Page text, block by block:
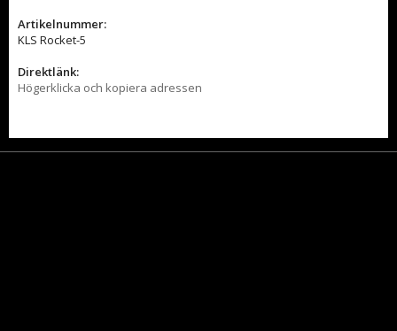
Artikelnummer:
KLS Rocket-5
Direktlänk:
Högerklicka och kopiera adressen